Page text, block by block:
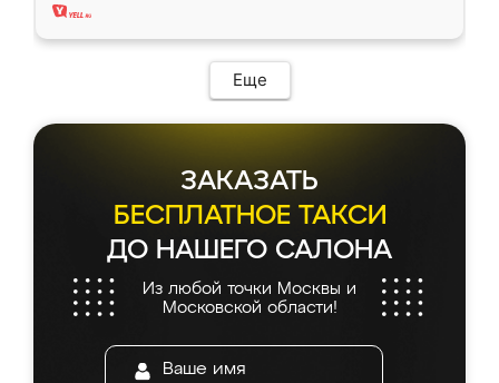
Еще
ЗАКАЗАТЬ
БЕСПЛАТНОЕ ТАКСИ
ДО НАШЕГО САЛОНА
Из любой точки Москвы и
Московской области!